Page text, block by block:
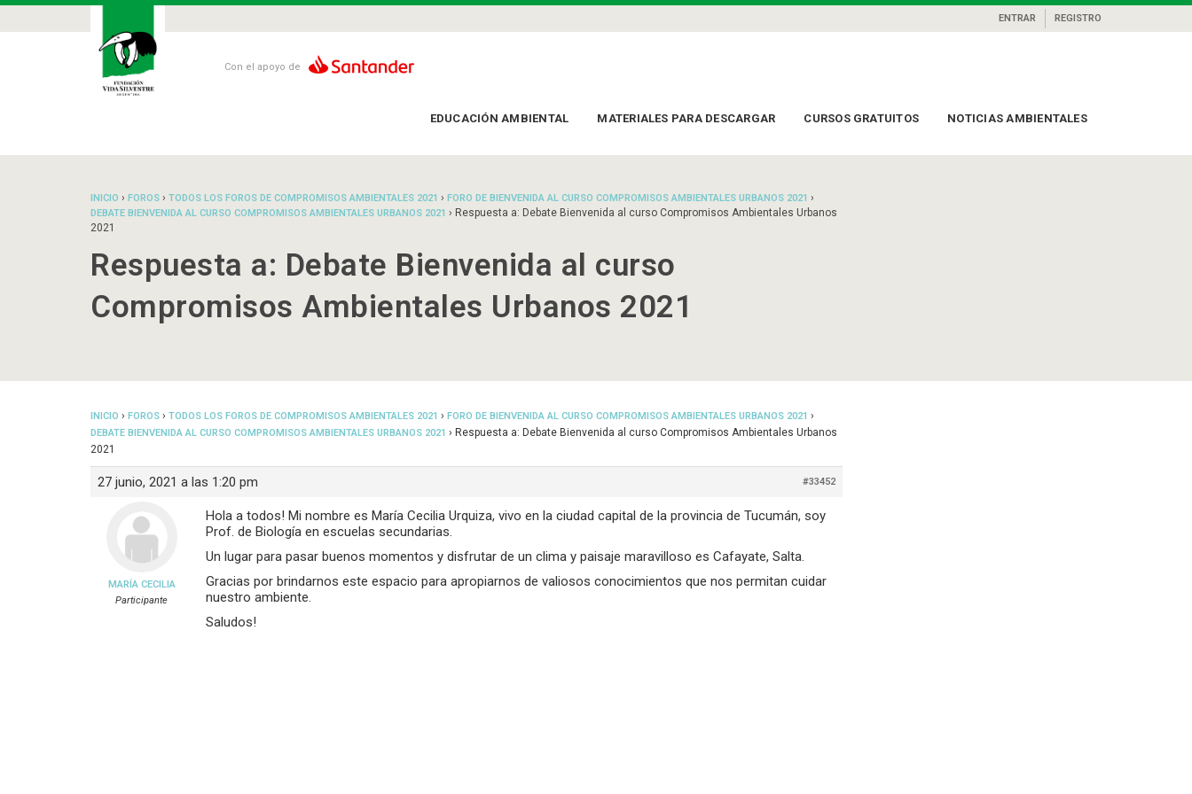
ENTRAR REGISTRO
Con el apoyo de
EDUCACIÓN AMBIENTAL MATERIALES PARA DESCARGAR CURSOS GRATUITOS NOTICIAS AMBIENTALES
INICIO › FOROS › TODOS LOS FOROS DE COMPROMISOS AMBIENTALES 2021 › FORO DE BIENVENIDA AL CURSO COMPROMISOS AMBIENTALES URBANOS 2021 ›
DEBATE BIENVENIDA AL CURSO COMPROMISOS AMBIENTALES URBANOS 2021 › Respuesta a: Debate Bienvenida al curso Compromisos Ambientales Urbanos
2021
Respuesta a: Debate Bienvenida al curso
Compromisos Ambientales Urbanos 2021
INICIO › FOROS › TODOS LOS FOROS DE COMPROMISOS AMBIENTALES 2021 › FORO DE BIENVENIDA AL CURSO COMPROMISOS AMBIENTALES URBANOS 2021 ›
DEBATE BIENVENIDA AL CURSO COMPROMISOS AMBIENTALES URBANOS 2021 › Respuesta a: Debate Bienvenida al curso Compromisos Ambientales Urbanos
2021
27 junio, 2021 a las 1:20 pm #33452
MARÍA CECILIA
Participante
Hola a todos! Mi nombre es María Cecilia Urquiza, vivo en la ciudad capital de la provincia de Tucumán, soy
Prof. de Biología en escuelas secundarias.
Un lugar para pasar buenos momentos y disfrutar de un clima y paisaje maravilloso es Cafayate, Salta.
Gracias por brindarnos este espacio para apropiarnos de valiosos conocimientos que nos permitan cuidar
nuestro ambiente.
Saludos!